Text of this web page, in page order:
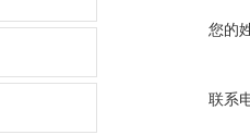
您的
联系